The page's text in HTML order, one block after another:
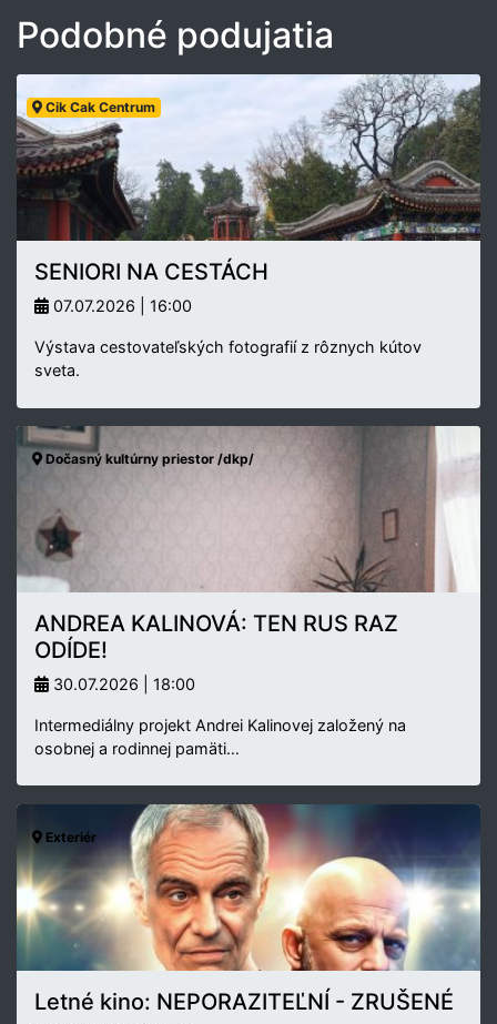
Podobné podujatia
Cik Cak Centrum
SENIORI NA CESTÁCH
07.07.2026 | 16:00
Výstava cestovateľských fotografií z rôznych kútov
sveta.
Dočasný kultúrny priestor /dkp/
ANDREA KALINOVÁ: TEN RUS RAZ
ODÍDE!
30.07.2026 | 18:00
Intermediálny projekt Andrei Kalinovej založený na
osobnej a rodinnej pamäti…
Exteriér
Letné kino: NEPORAZITEĽNÍ - ZRUŠENÉ